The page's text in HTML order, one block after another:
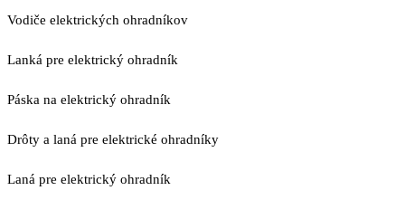
Vodiče elektrických ohradníkov
Lanká pre elektrický ohradník
Páska na elektrický ohradník
Drôty a laná pre elektrické ohradníky
Laná pre elektrický ohradník